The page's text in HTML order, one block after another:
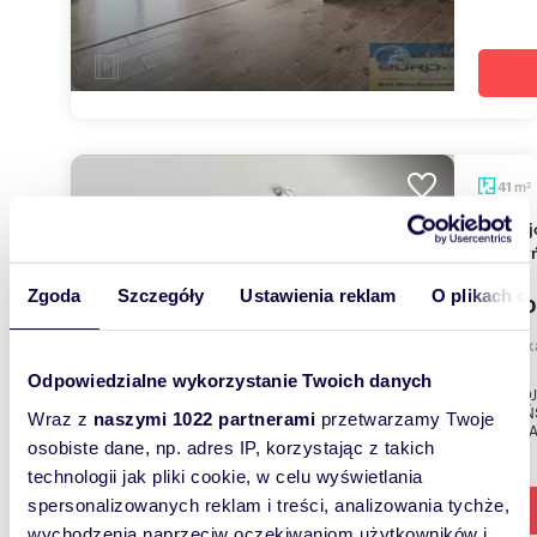
Zgoda Szczegóły Ustawienia reklam O plikach
Odpowiedzialne wykorzystanie Twoich danych
Wraz z naszymi 1022 partnerami przetwarzamy Twoje
osobiste dane, np. adres IP, korzystając z takich
technologii jak pliki cookie, w celu wyświetlania
spersonalizowanych reklam i treści, analizowania tychże,
41 m2
Funkcjonalne 2-pokojowe mieszkanie 41 m²
2
2-